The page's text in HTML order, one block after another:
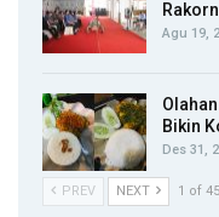
Agu 19,
Bikin
Des 31,
PREV NEXT 1 of 45